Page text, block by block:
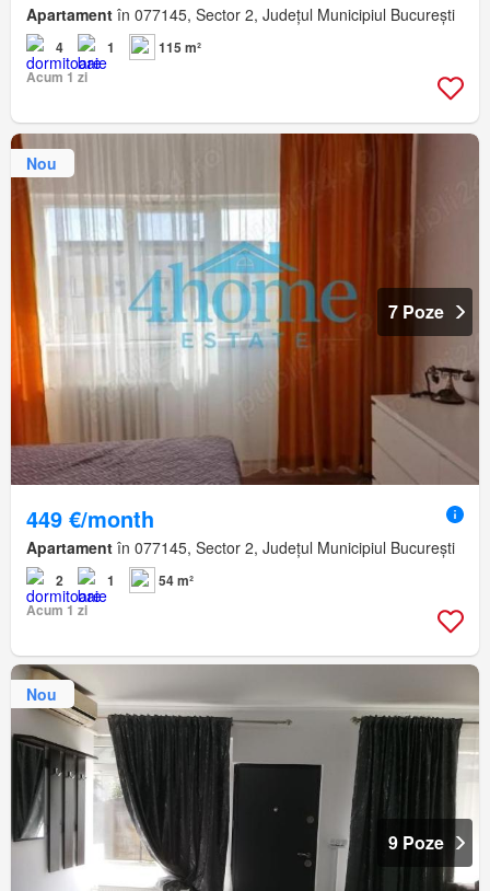
Apartament în 077145, Sector 2, Județul Municipiul București
4 1
115 m²
Acum 1 zi
Nou
7 Poze
449 €/month
Apartament în 077145, Sector 2, Județul Municipiul București
2 1
54 m²
Acum 1 zi
Nou
9 Poze